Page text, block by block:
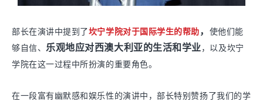
部长在演讲中提到了坎宁学院对于国际学生的帮助， 使他们能
够自信、 乐观地应对西澳大利亚的生活和学业，以及坎宁
学院在这一过程中所扮演的重要角色。
在一段富有幽默感和娱乐性的演讲中，部长特别赞扬了我们的学